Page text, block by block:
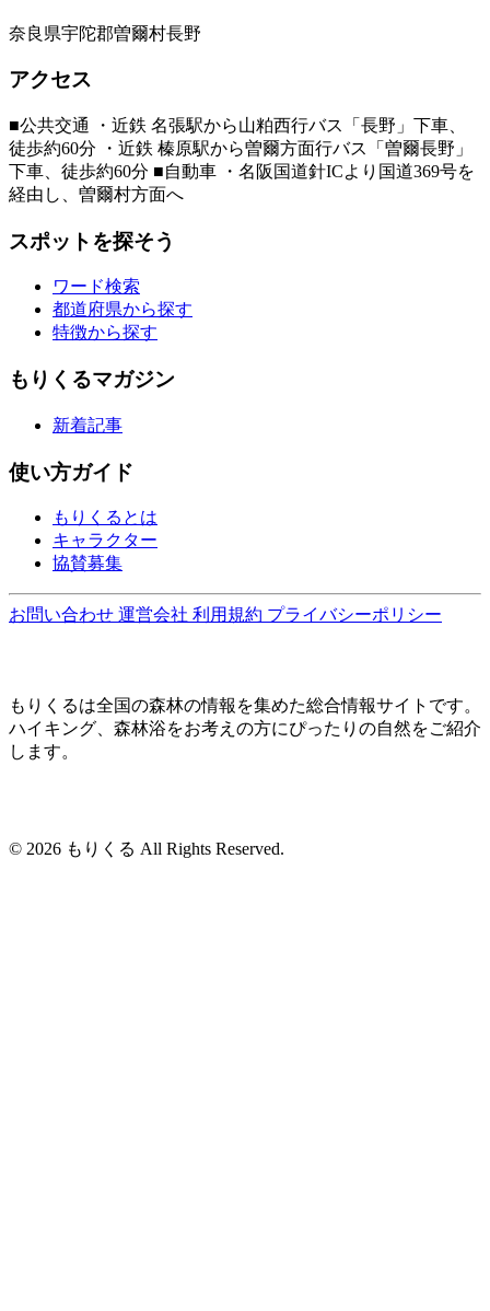
奈良県宇陀郡曽爾村長野
アクセス
■公共交通 ・近鉄 名張駅から山粕西行バス「長野」下車、
徒歩約60分 ・近鉄 榛原駅から曽爾方面行バス「曽爾長野」
下車、徒歩約60分 ■自動車 ・名阪国道針ICより国道369号を
経由し、曽爾村方面へ
スポットを探そう
ワード検索
都道府県から探す
特徴から探す
もりくるマガジン
新着記事
使い方ガイド
もりくるとは
キャラクター
協賛募集
お問い合わせ 運営会社 利用規約 プライバシーポリシー
もりくるは全国の森林の情報を集めた総合情報サイトです。
ハイキング、森林浴をお考えの方にぴったりの自然をご紹介
します。
© 2026 もりくる All Rights Reserved.